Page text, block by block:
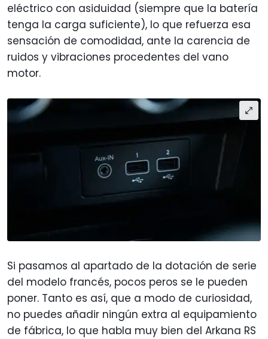
eléctrico con asiduidad (siempre que la batería
tenga la carga suficiente), lo que refuerza esa
sensación de comodidad, ante la carencia de
ruidos y vibraciones procedentes del vano
motor.
Si pasamos al apartado de la dotación de serie
del modelo francés, pocos peros se le pueden
poner. Tanto es así, que a modo de curiosidad,
no puedes añadir ningún extra al equipamiento
de fábrica, lo que habla muy bien del Arkana RS